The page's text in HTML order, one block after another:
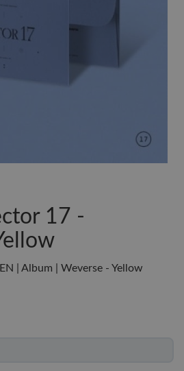
17 -
| Album | Weverse - Yellow